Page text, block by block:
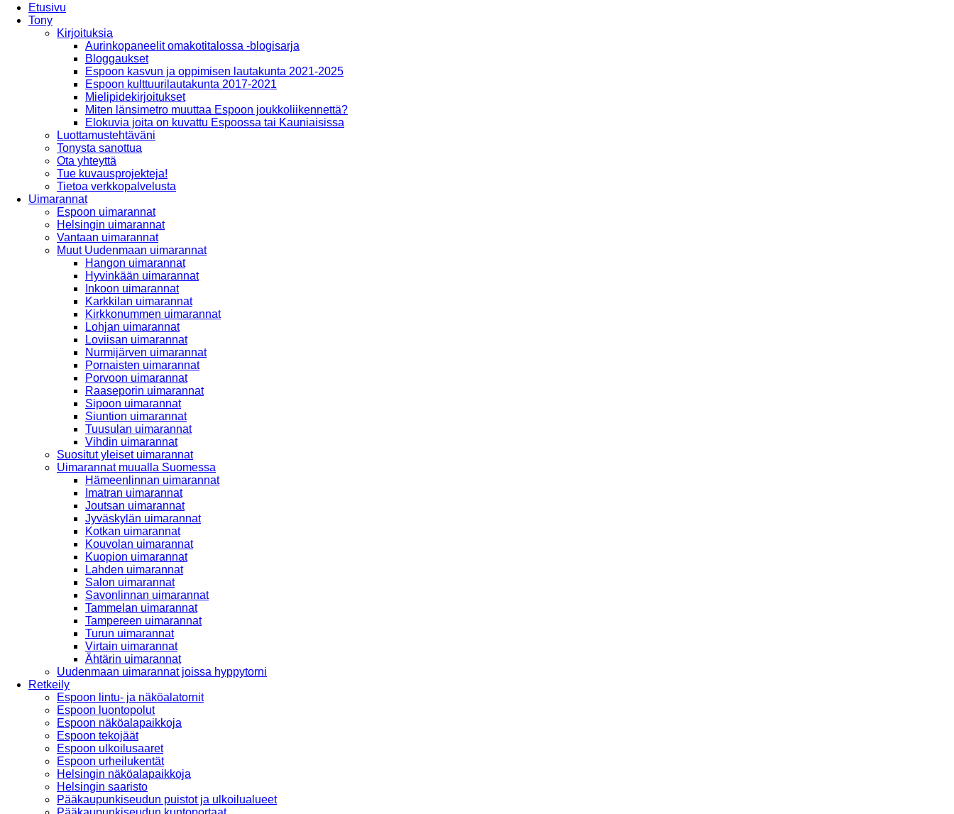
Etusivu
Tony
Kirjoituksia
Aurinkopaneelit omakotitalossa -blogisarja
Bloggaukset
Espoon kasvun ja oppimisen lautakunta 2021-2025
Espoon kulttuurilautakunta 2017-2021
Mielipidekirjoitukset
Miten länsimetro muuttaa Espoon joukkoliikennettä?
Elokuvia joita on kuvattu Espoossa tai Kauniaisissa
Luottamustehtäväni
Tonysta sanottua
Ota yhteyttä
Tue kuvausprojekteja!
Tietoa verkkopalvelusta
Uimarannat
Espoon uimarannat
Helsingin uimarannat
Vantaan uimarannat
Muut Uudenmaan uimarannat
Hangon uimarannat
Hyvinkään uimarannat
Inkoon uimarannat
Karkkilan uimarannat
Kirkkonummen uimarannat
Lohjan uimarannat
Loviisan uimarannat
Nurmijärven uimarannat
Pornaisten uimarannat
Porvoon uimarannat
Raaseporin uimarannat
Sipoon uimarannat
Siuntion uimarannat
Tuusulan uimarannat
Vihdin uimarannat
Suositut yleiset uimarannat
Uimarannat muualla Suomessa
Hämeenlinnan uimarannat
Imatran uimarannat
Joutsan uimarannat
Jyväskylän uimarannat
Kotkan uimarannat
Kouvolan uimarannat
Kuopion uimarannat
Lahden uimarannat
Salon uimarannat
Savonlinnan uimarannat
Tammelan uimarannat
Tampereen uimarannat
Turun uimarannat
Virtain uimarannat
Ähtärin uimarannat
Uudenmaan uimarannat joissa hyppytorni
Retkeily
Espoon lintu- ja näköalatornit
Espoon luontopolut
Espoon näköalapaikkoja
Espoon tekojäät
Espoon ulkoilusaaret
Espoon urheilukentät
Helsingin näköalapaikkoja
Helsingin saaristo
Pääkaupunkiseudun puistot ja ulkoilualueet